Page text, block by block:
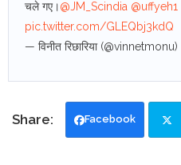
चले गए।@JM_Scindia @uffyeh1
pic.twitter.com/GLEQbj3kdQ
— विनीत रिछारिया (@vinnetmonu)
Facebook